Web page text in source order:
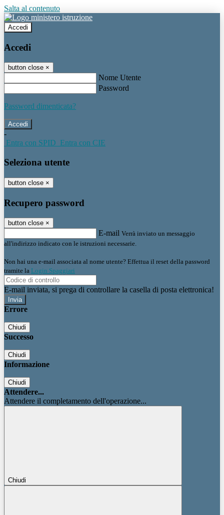
Salta al contenuto
Accedi
Accedi
button close ×
Nome Utente
Password
Password dimenticata?
-
Entra con SPID Entra con CIE
Seleziona utente
button close ×
Recupero password
button close ×
E-mail Verrà inviato un messaggio
all'indirizzo indicato con le istruzioni necessarie.
Non hai una e-mail associata al nome utente? Effettua il reset della password
tramite la Login Spaggiari
E-mail inviata, si prega di controllare la casella di posta elettronica!
Errore
Chiudi
Successo
Chiudi
Informazione
Chiudi
Attendere...
Attendere il completamento dell'operazione...
Chiudi